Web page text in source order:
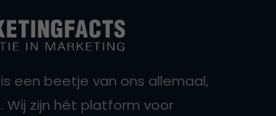
een beetje van ons allemaal,
Wij zijn hét platform voor